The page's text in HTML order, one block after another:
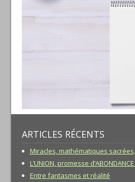
ARTICLES RÉCENTS
Miracles, mathématiques
L’UNION, promesse
Entre fantasmes et réalité